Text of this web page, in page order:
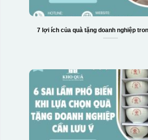
7 lợi ích của quà tặng doanh nghiệp